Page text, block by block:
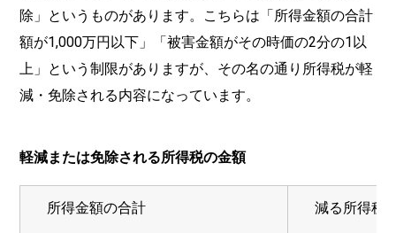
除」というものがあります。こちらは「所得金額の合計
額が1,000万円以下」「被害金額がその時価の2分の1以
上」という制限がありますが、その名の通り所得税が軽
減・免除される内容になっています。
軽減または免除される所得税の金額
所得金額の合計 減る所得税